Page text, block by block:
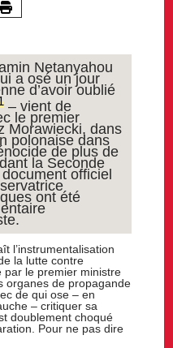
Netanyahou
a osé un jour
d’avoir oublié
– vient de
le premier
Morawiecki, dans
polonaise dans
de plus de
la Seconde
officiel
ont été
l’instrumentalisation
la lutte contre
par le premier ministre
organes de propagande
de qui ose – en
– critiquer sa
doublement choqué
Pour ne pas dire